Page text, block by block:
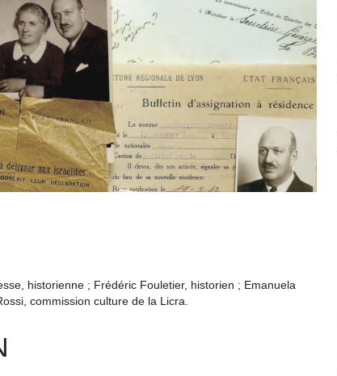
historienne ; Frédéric Fouletier, historien ; Emanuela
commission culture de la Licra.